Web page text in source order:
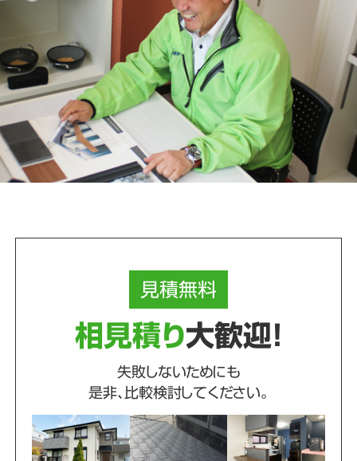
見積無料
相見積り大歓迎！
失敗しないためにも
是非、比較検討してください。